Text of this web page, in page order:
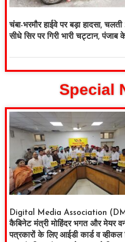
चंबा-भरमौर हाईवे पर बड़ा हादसा,
सीधे सिर पर गिरी भारी चट्टान, पंजाब
Special
Digital Media Association
कैबिनेट मंत्री मोहिंदर भगत और मेयर
पत्रकारों के लिए आईडी कार्ड व